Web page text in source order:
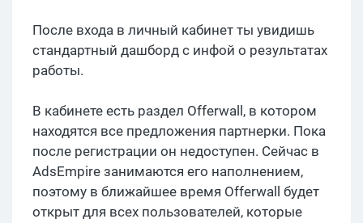
После входа в личный кабинет ты увидишь
стандартный дашборд с инфой о результатах
работы.
В кабинете есть раздел Offerwall, в котором
находятся все предложения партнерки. Пока
после регистрации он недоступен. Сейчас в
AdsEmpire занимаются его наполнением,
поэтому в ближайшее время Offerwall будет
открыт для всех пользователей, которые